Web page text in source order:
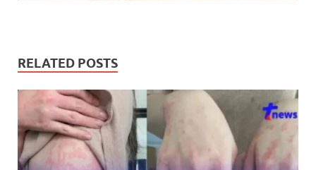
RELATED POSTS